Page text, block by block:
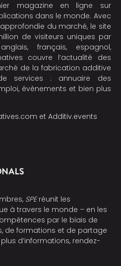
magazine en ligne sur
dans le monde. Avec
du marché, le site
de visiteurs uniques par
français, espagnol,
couvre l’actualité des
de la fabrication additive
services : annuaire des
évènements et bien plus
et Additiv.events
SPEréunit les
à travers le monde – en les
par le biais de
de formations et de partage
d’informations, rendez-